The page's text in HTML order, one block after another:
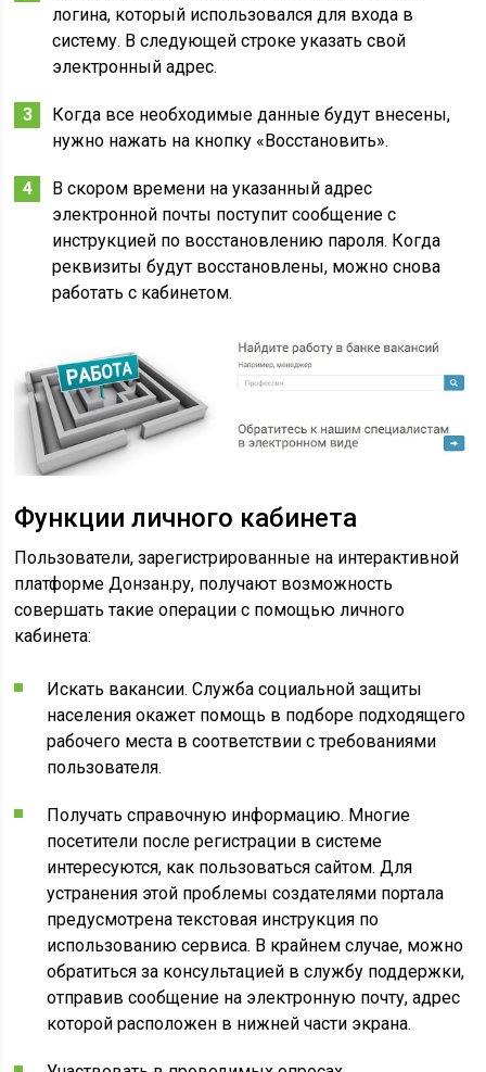
логина, который использовался для входа в
систему. В следующей строке указать свой
электронный адрес.
Когда все необходимые данные будут внесены,
нужно нажать на кнопку «Восстановить».
В скором времени на указанный адрес
электронной почты поступит сообщение с
инструкцией по восстановлению пароля. Когда
реквизиты будут восстановлены, можно снова
работать с кабинетом.
Функции личного кабинета
Пользователи, зарегистрированные на интерактивной
платформе Донзан.ру, получают возможность
совершать такие операции с помощью личного
кабинета:
Искать вакансии. Служба социальной защиты
населения окажет помощь в подборе подходящего
рабочего места в соответствии с требованиями
пользователя.
Получать справочную информацию. Многие
посетители после регистрации в системе
интересуются, как пользоваться сайтом. Для
устранения этой проблемы создателями портала
предусмотрена текстовая инструкция по
использованию сервиса. В крайнем случае, можно
обратиться за консультацией в службу поддержки,
отправив сообщение на электронную почту, адрес
которой расположен в нижней части экрана.